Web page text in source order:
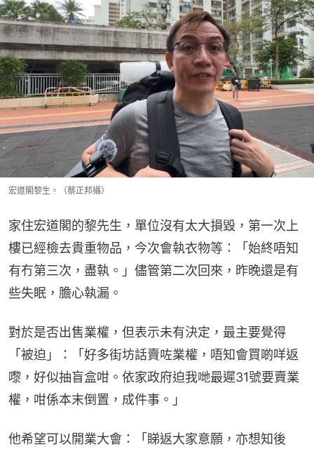
宏道閣黎生。（蔡正邦攝）
家住宏道閣的黎先生，單位沒有太大損毀，第一次上
樓已經檢去貴重物品，今次會執衣物等：「始終唔知
有冇第三次，盡執。」儘管第二次回來，昨晚還是有
些失眠，膽心執漏。
對於是否出售業權，但表示未有決定，最主要覺得
「被迫」：「好多街坊話賣咗業權，唔知會買啲咩返
嚟，好似抽盲盒咁。依家政府迫我哋最遲31號要賣業
權，咁係本末倒置，成件事。」
他希望可以開業大會：「睇返大家意願，亦想知後